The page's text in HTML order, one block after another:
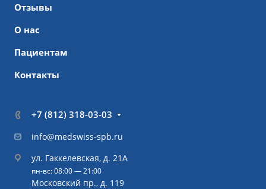
Отзывы
О нас
Пациентам
Контакты
+7 (812) 318-03-03
info@medswiss-spb.ru
ул. Гаккелевская, д. 21А
пн-вс: 08:00 — 21:00
Московский пр., д. 119